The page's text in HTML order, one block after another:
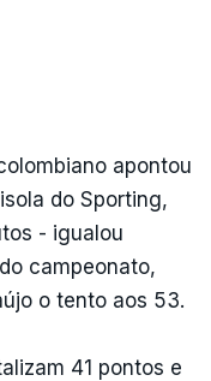
apontou
do Sporting,
- igualou
campeonato,
o tento aos 53.
41 pontos e